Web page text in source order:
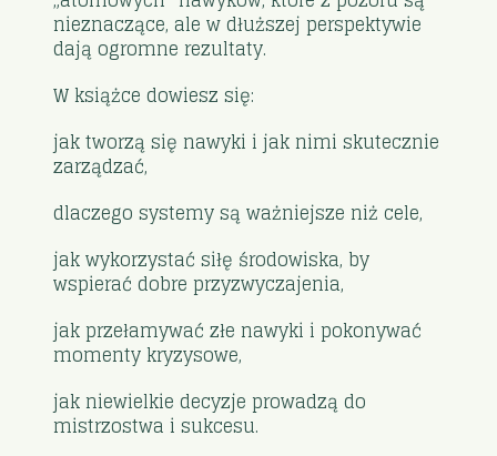
nieznaczące, ale w dłuższej perspektywie
dają ogromne rezultaty.
W książce dowiesz się:
jak tworzą się nawyki i jak nimi skutecznie
zarządzać,
dlaczego systemy są ważniejsze niż cele,
jak wykorzystać siłę środowiska, by
wspierać dobre przyzwyczajenia,
jak przełamywać złe nawyki i pokonywać
momenty kryzysowe,
jak niewielkie decyzje prowadzą do
mistrzostwa i sukcesu.